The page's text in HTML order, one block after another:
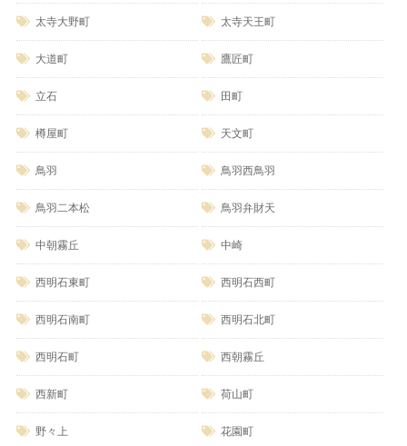
太寺大野町 太寺天王町
大道町 鷹匠町
立石 田町
樽屋町 天文町
鳥羽 鳥羽西鳥羽
鳥羽二本松 鳥羽弁財天
中朝霧丘 中崎
西明石東町 西明石西町
西明石南町 西明石北町
西明石町 西朝霧丘
西新町 荷山町
野々上 花園町